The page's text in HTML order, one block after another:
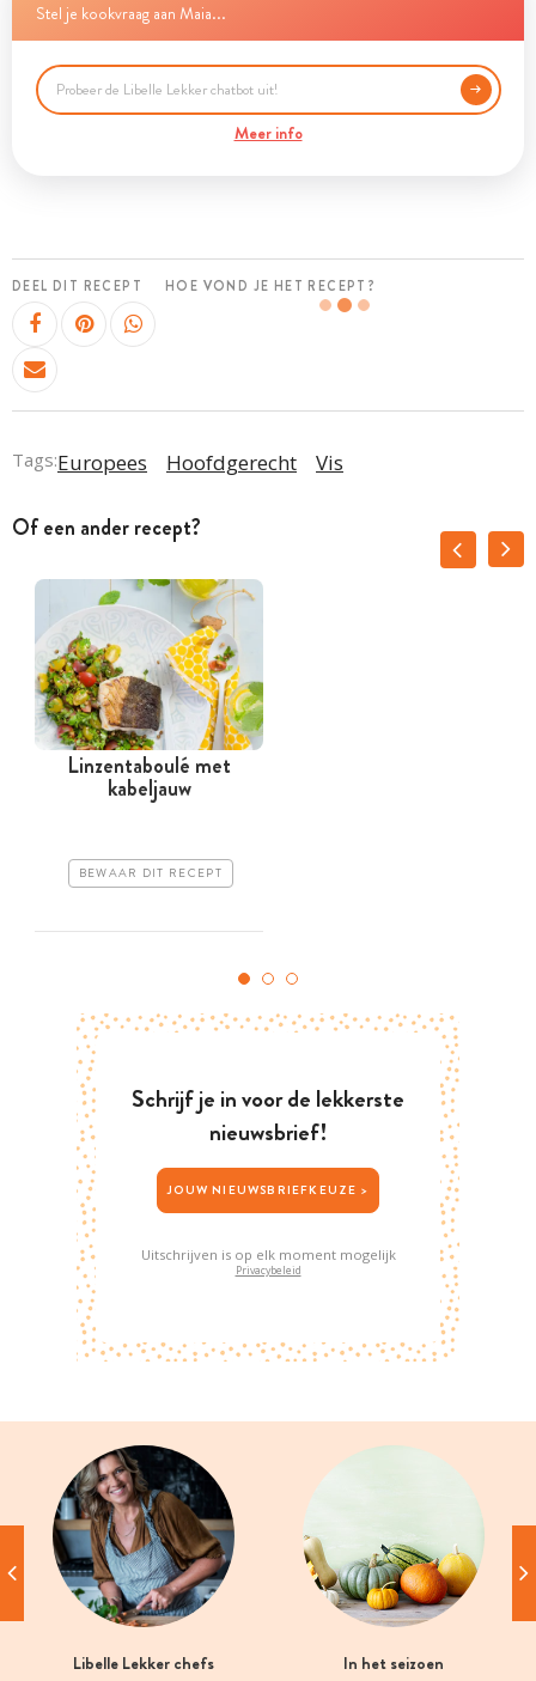
Stel je kookvraag aan Maia...
Meer info
DEEL DIT RECEPT HOE VOND JE HET RECEPT?
Tags:Europees Hoofdgerecht Vis
Of een ander recept?
Linzentaboulé met
kabeljauw
BEWAAR DIT RECEPT
Schrijf je in voor de lekkerste
nieuwsbrief!
JOUW NIEUWSBRIEFKEUZE >
Uitschrijven is op elk moment mogelijk
Privacybeleid
Libelle Lekker chefs In het seizoen